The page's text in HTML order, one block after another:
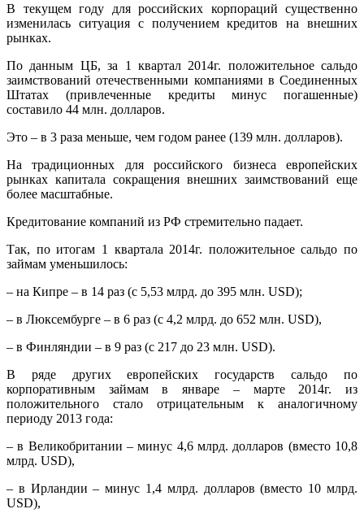
В текущем году для российских корпораций существенно
изменилась ситуация с получением кредитов на внешних
рынках.
По данным ЦБ, за 1 квартал 2014г. положительное сальдо
заимствований отечественными компаниями в Соединенных
Штатах (привлеченные кредиты минус погашенные)
составило 44 млн. долларов.
Это – в 3 раза меньше, чем годом ранее (139 млн. долларов).
На традиционных для российского бизнеса европейских
рынках капитала сокращения внешних заимствований еще
более масштабные.
Кредитование компаний из РФ стремительно падает.
Так, по итогам 1 квартала 2014г. положительное сальдо по
займам уменьшилось:
– на Кипре – в 14 раз (с 5,53 млрд. до 395 млн. USD);
– в Люксембурге – в 6 раз (с 4,2 млрд. до 652 млн. USD),
– в Финляндии – в 9 раз (с 217 до 23 млн. USD).
В ряде других европейских государств сальдо по
корпоративным займам в январе – марте 2014г. из
положительного стало отрицательным к аналогичному
периоду 2013 года:
– в Великобритании – минус 4,6 млрд. долларов (вместо 10,8
млрд. USD),
– в Ирландии – минус 1,4 млрд. долларов (вместо 10 млрд.
USD),